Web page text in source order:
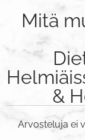
Mitä
&
Arvosteluja ei